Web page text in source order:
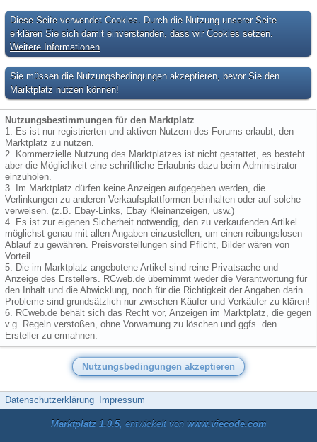
Diese Seite verwendet Cookies. Durch die Nutzung unserer Seite
erklären Sie sich damit einverstanden, dass wir Cookies setzen.
Weitere Informationen
Sie müssen die Nutzungsbedingungen akzeptieren, bevor Sie den
Marktplatz nutzen können!
Nutzungsbestimmungen für den Marktplatz
1. Es ist nur registrierten und aktiven Nutzern des Forums erlaubt, den
Marktplatz zu nutzen.
2. Kommerzielle Nutzung des Marktplatzes ist nicht gestattet, es besteht
aber die Möglichkeit eine schriftliche Erlaubnis dazu beim Administrator
einzuholen.
3. Im Marktplatz dürfen keine Anzeigen aufgegeben werden, die
Verlinkungen zu anderen Verkaufsplattformen beinhalten oder auf solche
verweisen. (z.B. Ebay-Links, Ebay Kleinanzeigen, usw.)
4. Es ist zur eigenen Sicherheit notwendig, den zu verkaufenden Artikel
möglichst genau mit allen Angaben einzustellen, um einen reibungslosen
Ablauf zu gewähren. Preisvorstellungen sind Pflicht, Bilder wären von
Vorteil.
5. Die im Marktplatz angebotene Artikel sind reine Privatsache und
Anzeige des Erstellers. RCweb.de übernimmt weder die Verantwortung für
den Inhalt und die Abwicklung, noch für die Richtigkeit der Angaben darin.
Probleme sind grundsätzlich nur zwischen Käufer und Verkäufer zu klären!
6. RCweb.de behält sich das Recht vor, Anzeigen im Marktplatz, die gegen
v.g. Regeln verstoßen, ohne Vorwarnung zu löschen und ggfs. den
Ersteller zu ermahnen.
Datenschutzerklärung Impressum
Marktplatz 1.0.5, entwickelt von www.viecode.com